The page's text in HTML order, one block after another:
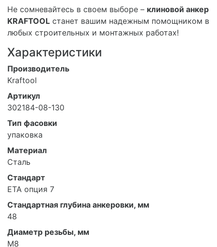
Не сомневайтесь в своем выборе – клиновой анкер
KRAFTOOL станет вашим надежным помощником в
любых строительных и монтажных работах!
Характеристики
Производитель
Kraftool
Артикул
302184-08-130
Тип фасовки
упаковка
Материал
Сталь
Стандарт
ETA опция 7
Стандартная глубина анкеровки, мм
48
Диаметр резьбы, мм
М8